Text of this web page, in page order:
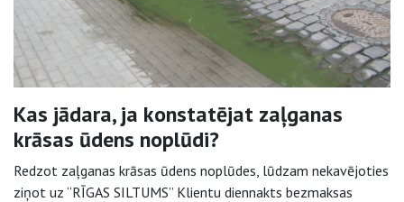
Kas jādara, ja konstatējat zaļganas
krāsas ūdens noplūdi?
Redzot zaļganas krāsas ūdens noplūdes, lūdzam nekavējoties
ziņot uz “RĪGAS SILTUMS” Klientu diennakts bezmaksas